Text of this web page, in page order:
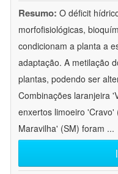
Resumo: O déficit
morfofisiológicas,
condicionam a planta a
adaptação. A metilação
plantas, podendo ser
Combinações laranjeira
enxertos limoeiro
Maravilha' (SM) foram ...